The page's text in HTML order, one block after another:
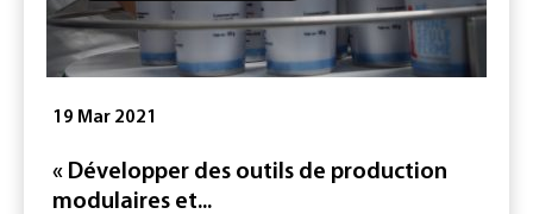
19 Mar 2021
« Développer des outils de production
modulaires et...